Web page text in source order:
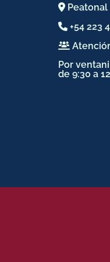
Peatonal
+54 223
Por
de 9:30 a